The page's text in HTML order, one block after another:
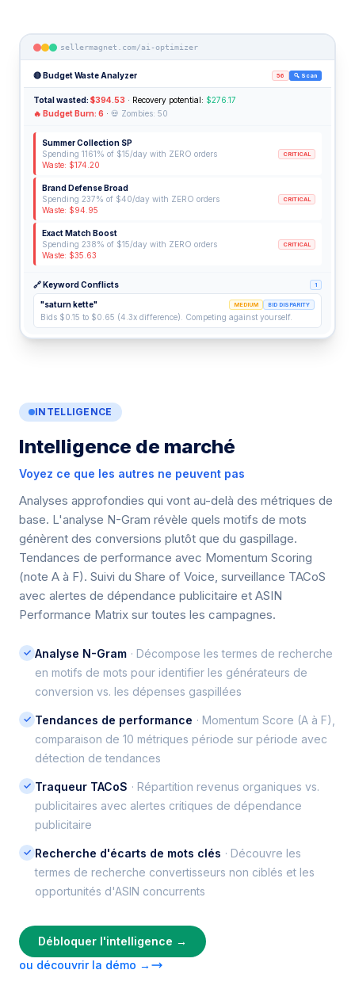
sellermagnet.com/ai-optimizer
🔴 Budget Waste Analyzer 56 🔍 Scan
Total wasted: $394.53 · Recovery potential: $276.17
🔥 Budget Burn: 6 · 💀 Zombies: 50
Summer Collection SP
Spending 1161% of $15/day with ZERO orders
Waste: $174.20
CRITICAL
Brand Defense Broad
Spending 237% of $40/day with ZERO orders
Waste: $94.95
CRITICAL
Exact Match Boost
Spending 238% of $15/day with ZERO orders
Waste: $35.63
CRITICAL
🔗 Keyword Conflicts 1
"saturn kette" MEDIUM BID DISPARITY
Bids $0.15 to $0.65 (4.3x difference). Competing against yourself.
INTELLIGENCE
Intelligence de marché
Voyez ce que les autres ne peuvent pas
Analyses approfondies qui vont au-delà des métriques de
base. L'analyse N-Gram révèle quels motifs de mots
génèrent des conversions plutôt que du gaspillage.
Tendances de performance avec Momentum Scoring
(note A à F). Suivi du Share of Voice, surveillance TACoS
avec alertes de dépendance publicitaire et ASIN
Performance Matrix sur toutes les campagnes.
✓ Analyse N-Gram · Décompose les termes de recherche
en motifs de mots pour identifier les générateurs de
conversion vs. les dépenses gaspillées
✓ Tendances de performance · Momentum Score (A à F),
comparaison de 10 métriques période sur période avec
détection de tendances
✓ Traqueur TACoS · Répartition revenus organiques vs.
publicitaires avec alertes critiques de dépendance
publicitaire
✓ Recherche d'écarts de mots clés · Découvre les
termes de recherche convertisseurs non ciblés et les
opportunités d'ASIN concurrents
Débloquer l'intelligence →
ou découvrir la démo →